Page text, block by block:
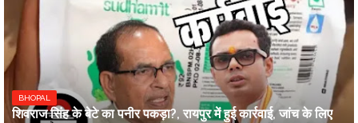
BHOPAL
शिवराज सिंह के बेटे का पनीर पकड़ा?, रायपुर में हुई कार्रवाई, जांच के लिए